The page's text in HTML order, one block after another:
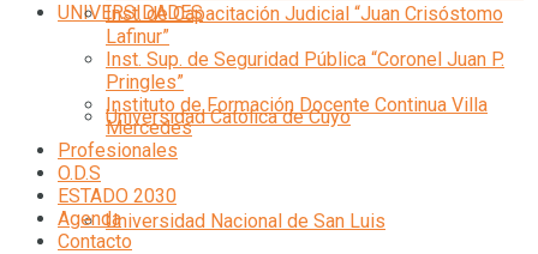
UNIVERSIDADES
Universidad Católica de Cuyo
Universidad Nacional de San Luis
Inst. de Capacitación Judicial “Juan Crisóstomo
Lafinur”
Inst. Sup. de Seguridad Pública “Coronel Juan P.
Pringles”
Instituto de Formación Docente Continua Villa
Mercedes
Profesionales
O.D.S
ESTADO 2030
Agenda
Contacto